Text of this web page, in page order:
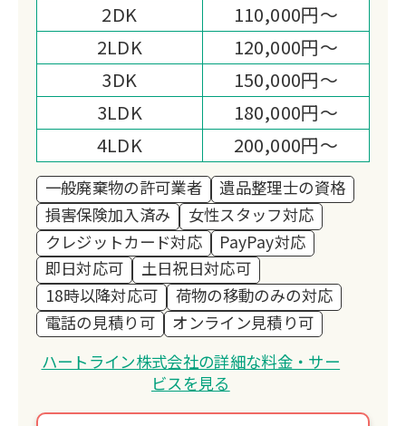
2DK
110,000円～
2LDK
120,000円～
3DK
150,000円～
3LDK
180,000円～
4LDK
200,000円～
一般廃棄物の許可業者
遺品整理士の資格
損害保険加入済み
女性スタッフ対応
クレジットカード対応
PayPay対応
即日対応可
土日祝日対応可
18時以降対応可
荷物の移動のみの対応
電話の見積り可
オンライン見積り可
ハートライン株式会社の詳細な料金・サー
ビスを見る